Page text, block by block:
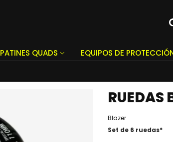
PATINES QUADS EQUIPOS DE
RUEDAS
Blazer
Set de 6 ruedas*